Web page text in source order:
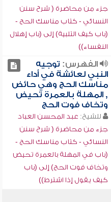
جزء من محاضرة ( شرح سنن
النسائي - كتاب مناسك الحج -
(باب كيف التلبية) إلى (باب إهلال
النفساء))
الفهرس: توجيه
النبي لعائشة في أداء
مناسك الحج وهي حائض
, المهلة بالعمرة تحيض
وتخاف فوت الحج
للشيخ: عبد المحسن العباد
جزء من محاضرة ( شرح سنن
النسائي - كتاب مناسك الحج -
(باب في المهلة بالعمرة تحيض
وتخاف فوت الحج) إلى (باب
كيف يقول إذا اشترط))